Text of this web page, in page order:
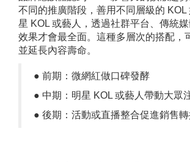
不同的推廣階段，善用不同層級的 KOL
星 KOL 或藝人，透過社群平台、傳統媒
效果才會最全面。這種多層次的搭配，
並延長內容壽命。
● 前期：微網紅做口碑發酵
● 中期：明星 KOL 或藝人帶動大眾
● 後期：活動或直播整合促進銷售轉